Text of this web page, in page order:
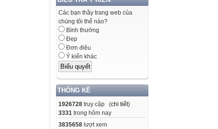
Các bạn thầy trang web của
chúng tôi thế nào?
Bình thường
Đẹp
Đơn điệu
Ý kiến khác
THỐNG KÊ
1926728 truy cập (chi tiết)
3331 trong hôm nay
3835658 lượt xem